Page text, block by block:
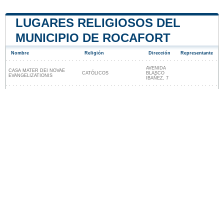
LUGARES RELIGIOSOS DEL
MUNICIPIO DE ROCAFORT
Nombre Religión Dirección Representante
CASA MATER DEI NOVAE
EVANGELIZATIONIS
CATÓLICOS
AVENIDA
BLASCO
IBAÑEZ, 7